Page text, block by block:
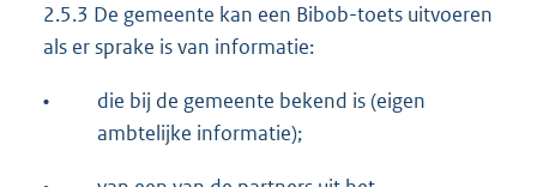
2.5.3 De gemeente kan een Bibob-toets uitvoeren
als er sprake is van informatie:
•
die bij de gemeente bekend is (eigen
ambtelijke informatie);